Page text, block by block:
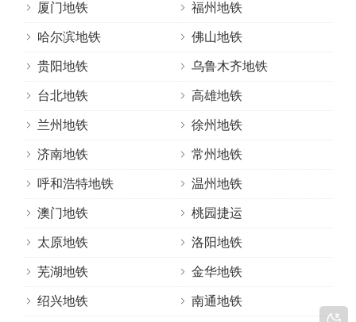
厦门地铁 福州地铁
哈尔滨地铁 佛山地铁
贵阳地铁 乌鲁木齐地铁
台北地铁 高雄地铁
兰州地铁 徐州地铁
济南地铁 常州地铁
呼和浩特地铁 温州地铁
澳门地铁 桃园捷运
太原地铁 洛阳地铁
芜湖地铁 金华地铁
绍兴地铁 南通地铁